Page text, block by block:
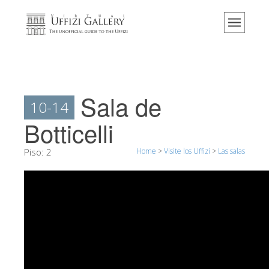
Home
Eventos y exposiciones
Los comentarios de los visitantes
Visite los Uffizi
10-14 Sala de
Botticelli
Home >Visite los Uffizi > Las salas
Piso: 2